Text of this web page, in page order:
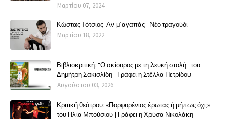
Μαρτίου 07, 2024
Κώστας Τότσιος: Αν μ΄αγαπάς | Νέο τραγούδι
Μαρτίου 18, 2022
Βιβλιοκριτική: "Ο σκίουρος με τη λευκή στολή" του
Δημήτρη Σακισλίδη | Γράφει η Στέλλα Πετρίδου
Αυγούστου 03, 2026
Κριτική θεάτρου: «Πορφυρένιος έρωτας ή μήπως όχι;»
του Ηλία Μπούσιου | Γράφει η Χρύσα Νικολάκη